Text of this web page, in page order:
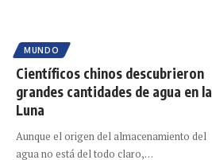
MUNDO
Científicos chinos descubrieron
grandes cantidades de agua en la
Luna
Aunque el origen del almacenamiento del
agua no está del todo claro,…